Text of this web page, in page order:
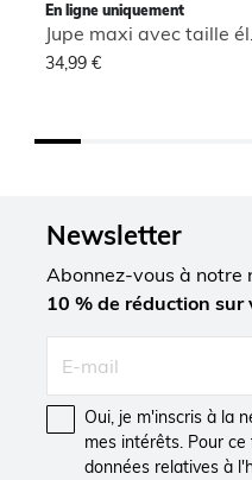
En ligne uniquement
34,99 €
Newsletter
Abonnez-vous à notre
10 % de réduction sur
Oui, je m'inscris à la
mes intérêts. Pour
données relatives à